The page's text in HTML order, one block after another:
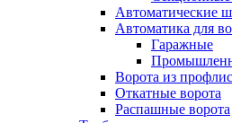
Автоматические
Автоматика для
Гаражные
Ворота из
Откатные ворота
Распашные ворота